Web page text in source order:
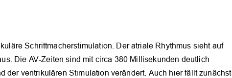
Schrittmacherstimulation. Der atriale Rhythmus sieht auf
Die AV-Zeiten sind mit circa 380 Millisekunden deutlich
der ventrikulären Stimulation verändert. Auch hier fällt zunächst